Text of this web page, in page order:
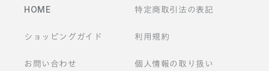
HOME 特定商取引法の表記
ショッピングガイド 利用規約
お問い合わせ 個人情報の取り扱い